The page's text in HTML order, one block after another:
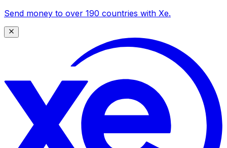
Send money to over 190 countries with Xe.